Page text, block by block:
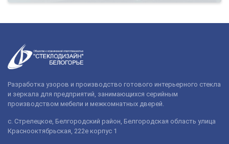
Разработка узоров и производство готового интерьерного стекла
и зеркала для предприятий, занимающихся серийным
производством мебели и межкомнатных дверей.
с. Стрелецкое, Белгородский район, Белгородская область улица
Краснооктябрьская, 222е корпус 1